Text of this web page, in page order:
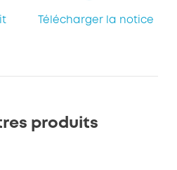
Télécharger la notice
produits